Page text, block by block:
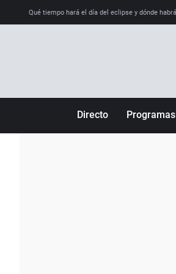
Qué tiempo hará el día del eclipse y dónde
Directo Programas